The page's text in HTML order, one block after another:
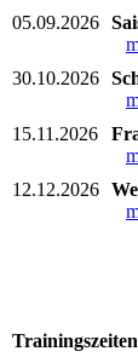
05.09.2026
30.10.2026
15.11.2026
12.12.2026